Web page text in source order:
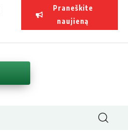
Praneškite
naujieną